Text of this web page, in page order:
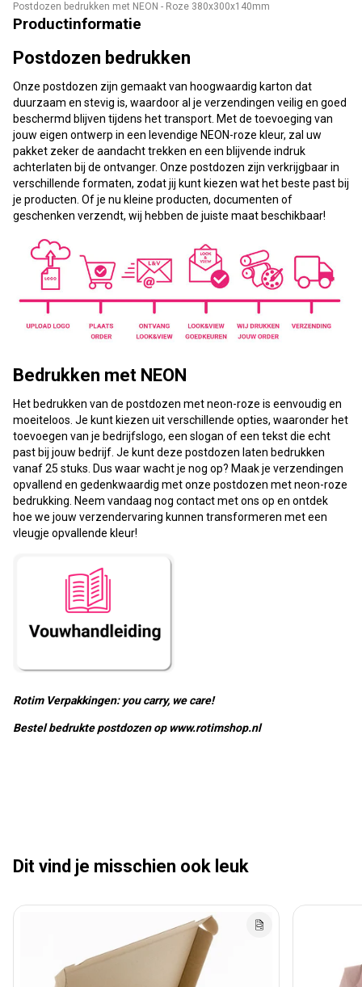
Postdozen bedrukken met NEON - Roze 380x300x140mm
Productinformatie
Postdozen bedrukken
Onze postdozen zijn gemaakt van hoogwaardig karton dat
duurzaam en stevig is, waardoor al je verzendingen veilig en goed
beschermd blijven tijdens het transport. Met de toevoeging van
jouw eigen ontwerp in een levendige NEON-roze kleur, zal uw
pakket zeker de aandacht trekken en een blijvende indruk
achterlaten bij de ontvanger. Onze postdozen zijn verkrijgbaar in
verschillende formaten, zodat jij kunt kiezen wat het beste past bij
je producten. Of je nu kleine producten, documenten of
geschenken verzendt, wij hebben de juiste maat beschikbaar!
Bedrukken met NEON
Het bedrukken van de postdozen met neon-roze is eenvoudig en
moeiteloos. Je kunt kiezen uit verschillende opties, waaronder het
toevoegen van je bedrijfslogo, een slogan of een tekst die echt
past bij jouw bedrijf. Je kunt deze postdozen laten bedrukken
vanaf 25 stuks. Dus waar wacht je nog op? Maak je verzendingen
opvallend en gedenkwaardig met onze postdozen met neon-roze
bedrukking. Neem vandaag nog contact met ons op en ontdek
hoe we jouw verzendervaring kunnen transformeren met een
vleugje opvallende kleur!
Rotim Verpakkingen: you carry, we care!
Bestel bedrukte postdozen op www.rotimshop.nl
Dit vind je misschien ook leuk